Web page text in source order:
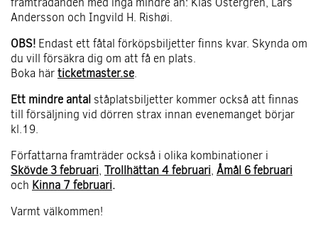
Andersson och Ingvild H. Rishøi.
OBS! Endast ett fåtal förköpsbiljetter finns kvar. Skynda om
du vill försäkra dig om att få en plats.
Boka härticketmaster.se.
Ett mindre antal ståplatsbiljetter kommer också att finnas
till försäljning vid dörren strax innan evenemanget börjar
kl.19.
Författarna framträder också i olika kombinationer i
Skövde 3 februari, Trollhättan 4 februari, Åmål 6 februari
och Kinna 7 februari.
Varmt välkommen!